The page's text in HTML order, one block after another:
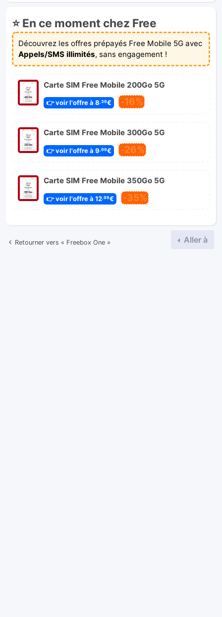
⭐ En ce moment chez Free
Découvrez les offres prépayés Free Mobile 5G avec
Appels/SMS illimités, sans engagement !
Carte SIM Free Mobile 200Go 5G
👉 voir l'offre à 8,39€ -16%
Carte SIM Free Mobile 300Go 5G
👉 voir l'offre à 9 ,99€ -26%
Carte SIM Free Mobile 350Go 5G
👉 voir l'offre à 12,99€ -35%
Retourner vers « Freebox One » Aller à